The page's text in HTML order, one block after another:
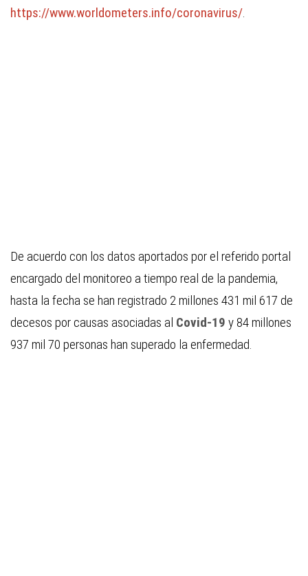
https://www.worldometers.info/coronavirus/.
De acuerdo con los datos aportados por el referido portal
encargado del monitoreo a tiempo real de la pandemia,
hasta la fecha se han registrado 2 millones 431 mil 617 de
decesos por causas asociadas al Covid-19 y 84 millones
937 mil 70 personas han superado la enfermedad.